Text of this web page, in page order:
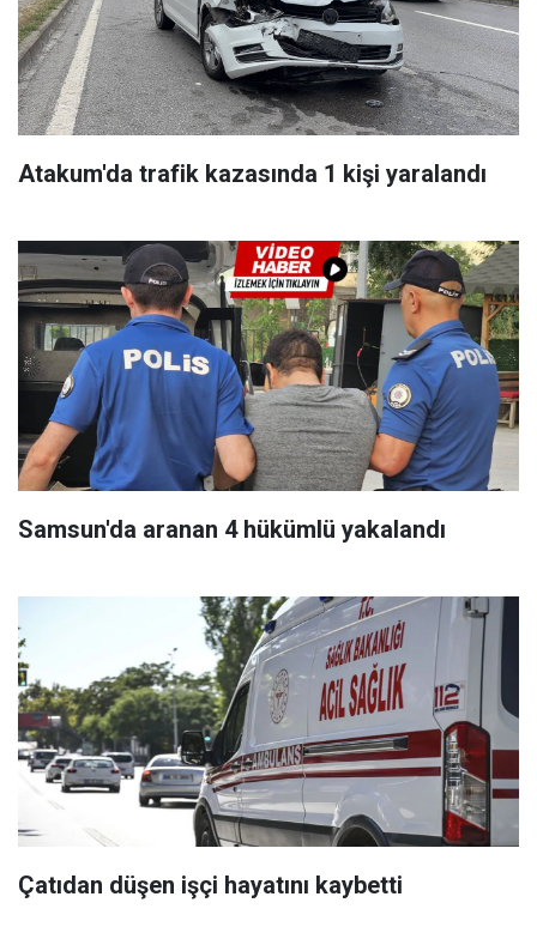
Atakum'da trafik kazasında 1 kişi yaralandı
Samsun'da aranan 4 hükümlü yakalandı
Çatıdan düşen işçi hayatını kaybetti